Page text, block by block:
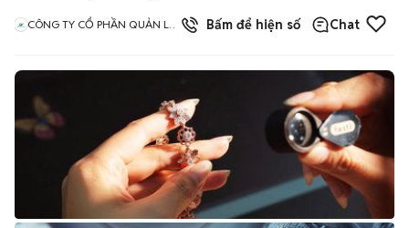
CÔNG TY CỔ PHẦN QUẢN LÝ
Bấm để hiện số Chat